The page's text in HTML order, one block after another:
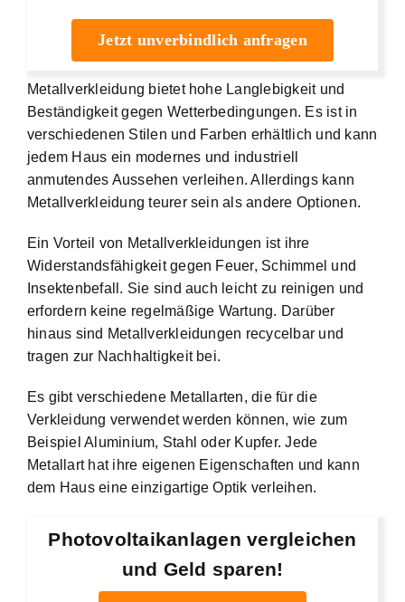
Jetzt unverbindlich anfragen
Metallverkleidung bietet hohe Langlebigkeit und
Beständigkeit gegen Wetterbedingungen. Es ist in
verschiedenen Stilen und Farben erhältlich und kann
jedem Haus ein modernes und industriell
anmutendes Aussehen verleihen. Allerdings kann
Metallverkleidung teurer sein als andere Optionen.
Ein Vorteil von Metallverkleidungen ist ihre
Widerstandsfähigkeit gegen Feuer, Schimmel und
Insektenbefall. Sie sind auch leicht zu reinigen und
erfordern keine regelmäßige Wartung. Darüber
hinaus sind Metallverkleidungen recycelbar und
tragen zur Nachhaltigkeit bei.
Es gibt verschiedene Metallarten, die für die
Verkleidung verwendet werden können, wie zum
Beispiel Aluminium, Stahl oder Kupfer. Jede
Metallart hat ihre eigenen Eigenschaften und kann
dem Haus eine einzigartige Optik verleihen.
Photovoltaikanlagen vergleichen
und Geld sparen!